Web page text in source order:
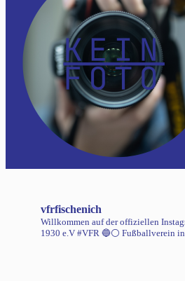
vfrfischenich
Willkommen auf der offiziellen
1930 e.V #VFR 🔵⚪️ Fußballverein